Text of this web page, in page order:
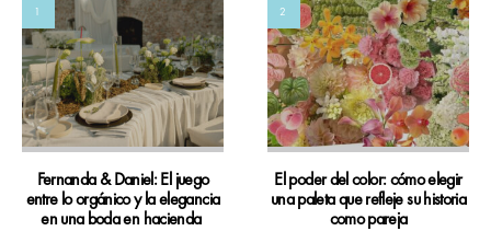
1
Fernanda & Daniel: El juego
entre lo orgánico y la elegancia
en una boda en hacienda
2
El poder del color: cómo elegir
una paleta que refleje su historia
como pareja